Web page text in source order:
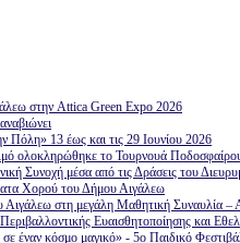
στην Attica Green Expo 2026
Πόλη» 13 έως και τις 29 Ιουνίου 2026
ολοκληρώθηκε το Τουρνουά
Συνοχή μέσα από τις Δράσεις του
Χορού του Δήμου Αιγάλεω
Αιγάλεω στη μεγάλη Μαθητική Συναυλία
Ευαισθητοποίησης και
έναν κόσμο μαγικό» - 5ο Παιδικό